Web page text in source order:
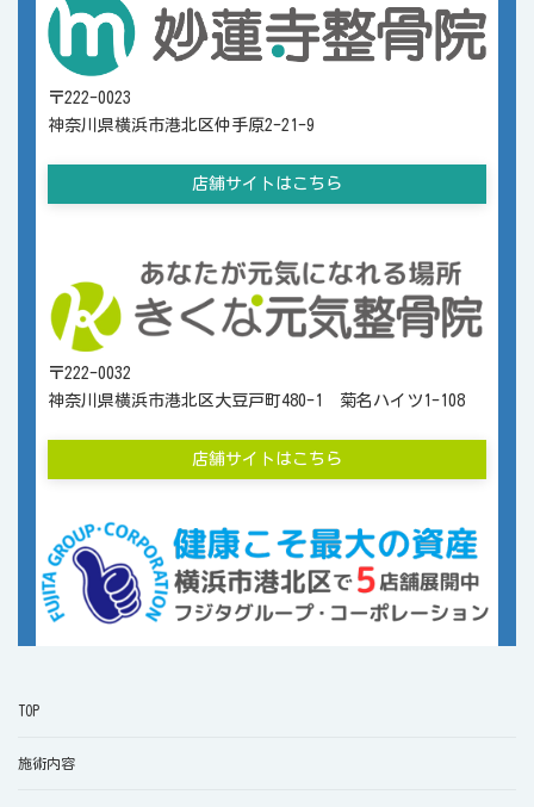
〒222-0023
神奈川県横浜市港北区仲手原2-21-9
店舗サイトはこちら
〒222-0032
神奈川県横浜市港北区大豆戸町480-1 菊名ハイツ1-108
店舗サイトはこちら
TOP
施術内容